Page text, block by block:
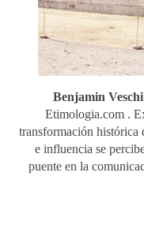
Benjamin Veschi
Etimologia.com .
transformación histórica
e influencia se
puente en la